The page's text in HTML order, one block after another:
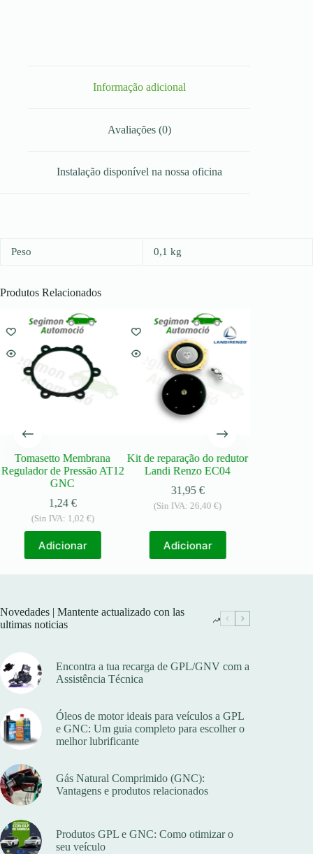
Informação adicional
Avaliações (0)
Instalação disponível na nossa oficina
Peso 0,1 kg
Produtos Relacionados
Tomasetto Membrana
Regulador de Pressão AT12
GNC
1,24 €
(Sin IVA: 1,02 €)
Adicionar
Kit de reparação do redutor
Landi Renzo EC04
31,95 €
(Sin IVA:26,40€)
Adicionar
Novedades | Mantente actualizado con las
ultimas noticias
Encontra a tua recarga de GPL/GNV com a
Assistência Técnica
Óleos de motor ideais para veículos a GPL
e GNC: Um guia completo para escolher o
melhor lubrificante
Gás Natural Comprimido (GNC):
Vantagens e produtos relacionados
Produtos GPL e GNC: Como otimizar o
seu veículo